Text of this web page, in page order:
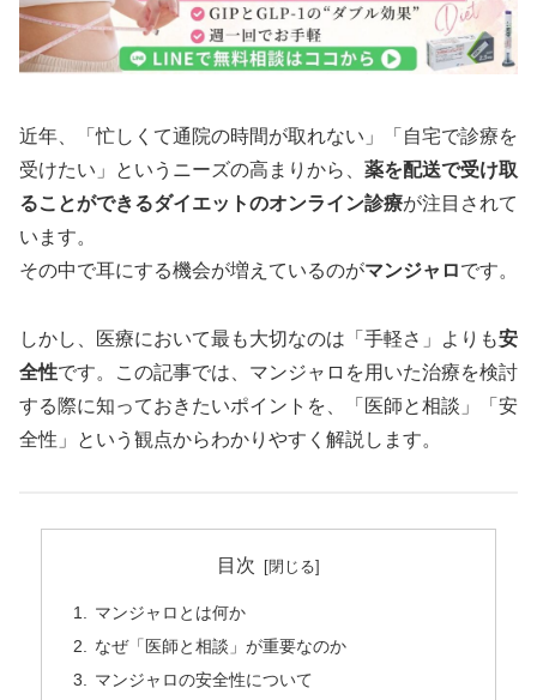
近年、「忙しくて通院の時間が取れない」「自宅で診療を
受けたい」というニーズの高まりから、 薬を配送で受け取
ることができるダイエットのオンライン診療が注目されて
います。
その中で耳にする機会が増えているのがマンジャロです。
しかし、医療において最も大切なのは「手軽さ」よりも安
全性です。この記事では、マンジャロを用いた治療を検討
する際に知っておきたいポイントを、「医師と相談」「安
全性」という観点からわかりやすく解説します。
目次
マンジャロとは何か
なぜ「医師と相談」が重要なのか
マンジャロの安全性について